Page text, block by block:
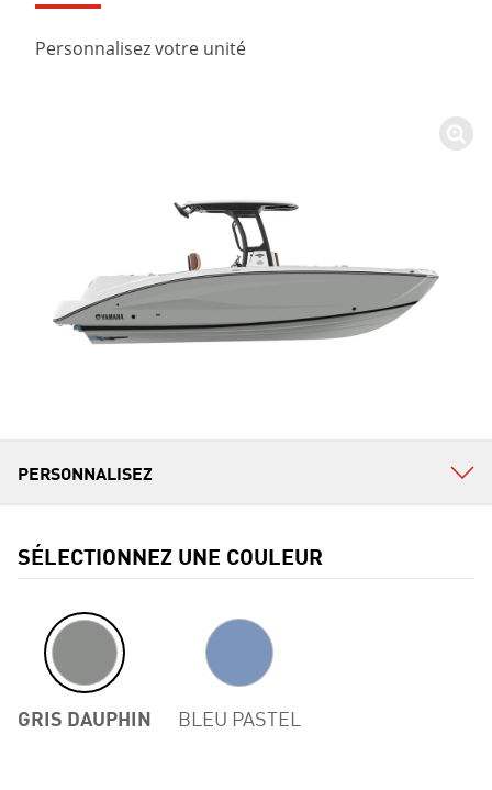
Personnalisez votre unité
SÉLECTIONNEZ UNE COULEUR
GRIS DAUPHIN BLEU PASTEL